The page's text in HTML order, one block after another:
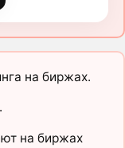
на биржах.
на биржах